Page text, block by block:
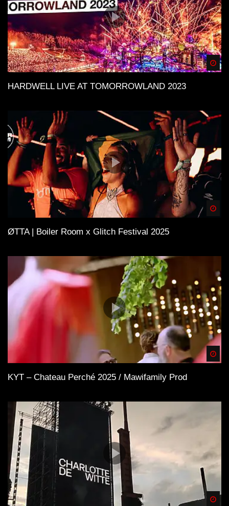
HARDWELL LIVE AT TOMORROWLAND 2023
ØTTA | Boiler Room x Glitch Festival 2025
KYT – Chateau Perché 2025 / Mawifamily Prod